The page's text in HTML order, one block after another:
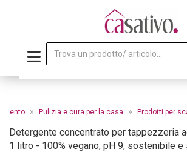
» Pulizia e cura per la casa » Prodotti per
Detergente concentrato per tappezzeria
1 litro - 100% vegano, pH 9, sostenibile